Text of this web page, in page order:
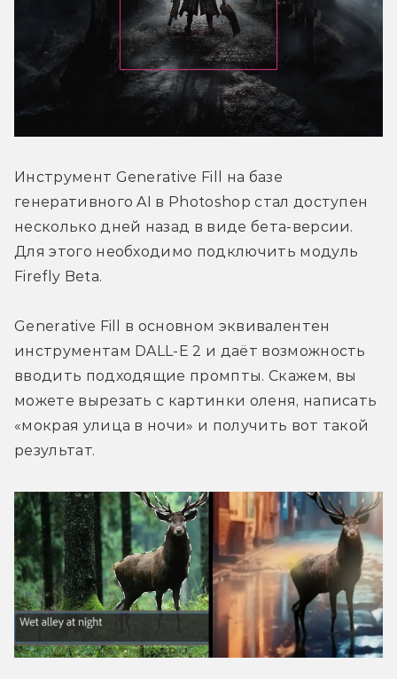
Инструмент Generative Fill на базе
генеративного AI в Photoshop стал доступен
несколько дней назад в виде бета-версии.
Для этого необходимо подключить модуль
Firefly Beta.
Generative Fill в основном эквивалентен
инструментам DALL-E 2 и даёт возможность
вводить подходящие промпты. Скажем, вы
можете вырезать с картинки оленя, написать
«мокрая улица в ночи» и получить вот такой
результат.